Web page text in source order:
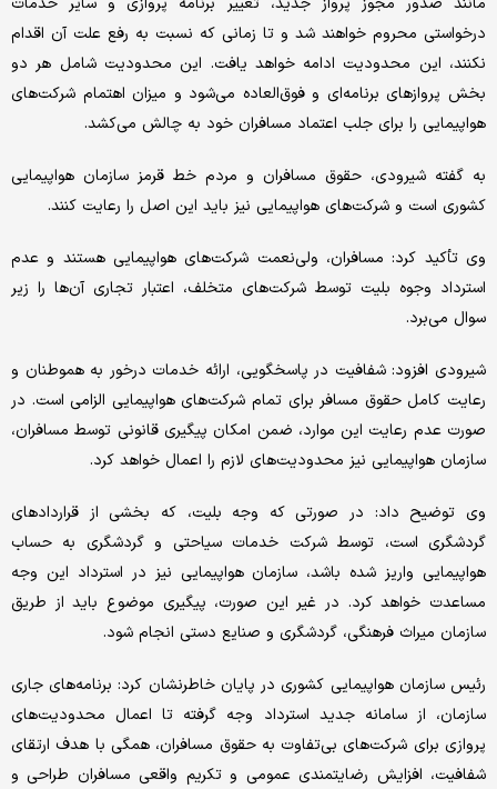
درخواستی محروم خواهند شد و تا زمانی که نسبت به رفع علت آن اقدام
نکنند، این محدودیت ادامه خواهد یافت. این محدودیت شامل هر دو
بخش پروازهای برنامه‌ای و فوق‌العاده می‌شود و میزان اهتمام شرکت‌های
هواپیمایی را برای جلب اعتماد مسافران خود به چالش می‌کشد.
به گفته شیرودی، حقوق مسافران و مردم خط قرمز سازمان هواپیمایی
کشوری است و شرکت‌های هواپیمایی نیز باید این اصل را رعایت کنند.
وی تأکید کرد: مسافران، ولی‌نعمت شرکت‌های هواپیمایی هستند و عدم
استرداد وجوه بلیت توسط شرکت‌های متخلف، اعتبار تجاری آن‌ها را زیر
سوال می‌برد.
شیرودی افزود: شفافیت در پاسخگویی، ارائه خدمات درخور به هموطنان و
رعایت کامل حقوق مسافر برای تمام شرکت‌های هواپیمایی الزامی است. در
صورت عدم رعایت این موارد، ضمن امکان پیگیری قانونی توسط مسافران،
سازمان هواپیمایی نیز محدودیت‌های لازم را اعمال خواهد کرد.
وی توضیح داد: در صورتی که وجه بلیت، که بخشی از قراردادهای
گردشگری است، توسط شرکت خدمات سیاحتی و گردشگری به حساب
هواپیمایی واریز شده باشد، سازمان هواپیمایی نیز در استرداد این وجه
مساعدت خواهد کرد. در غیر این صورت، پیگیری موضوع باید از طریق
سازمان میراث فرهنگی، گردشگری و صنایع دستی انجام شود.
رئیس سازمان هواپیمایی کشوری در پایان خاطرنشان کرد: برنامه‌های جاری
سازمان، از سامانه جدید استرداد وجه گرفته تا اعمال محدودیت‌های
پروازی برای شرکت‌های بی‌تفاوت به حقوق مسافران، همگی با هدف ارتقای
شفافیت، افزایش رضایتمندی عمومی و تکریم واقعی مسافران طراحی و